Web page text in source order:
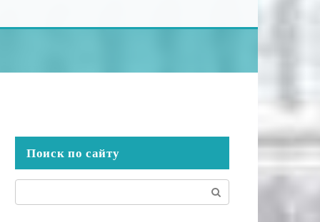
Поиск по сайту